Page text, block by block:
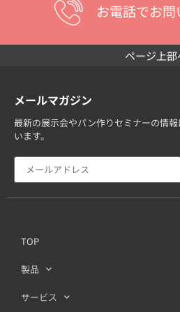
お電話でお
ページ上部
メールマガジン
最新の展示会やパン作りセミナーの情
います。
TOP
製品
サービス